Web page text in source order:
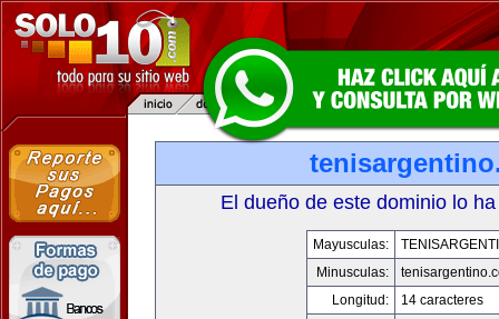
El dueño de este dominio lo
Mayusculas:
Minusculas:
Longitud:
14 caracteres